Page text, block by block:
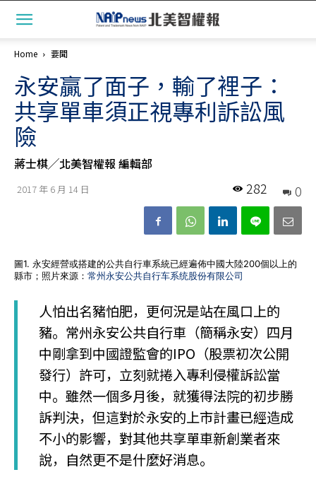
Home 要聞
永安贏了面子，輸了裡子：
共享單車須正視專利訴訟風
險
蔣士棋╱北美智權報 編輯部
2017 年 6 月 14 日 0
282
圖1. 永安經營或搭建的公共自行車系統已經遍佈中國大陸200個以上的
縣市；照片來源： 常州永安公共自行车系统股份有限公司
人怕出名豬怕肥，更何況是站在風口上的
豬。常州永安公共自行車（簡稱永安）四月
中剛拿到中國證監會的IPO（股票初次公開
發行）許可，立刻就捲入專利侵權訴訟當
中。雖然一個多月後，就獲得法院的初步勝
訴判決，但這對於永安的上市計畫已經造成
不小的影響，對其他共享單車新創業者來
說，自然更不是什麼好消息。